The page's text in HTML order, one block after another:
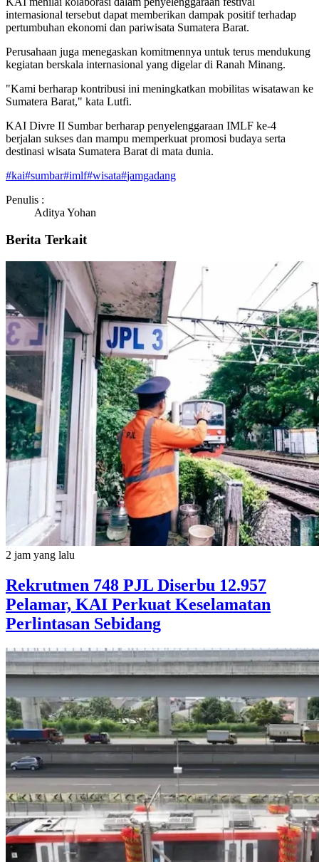
internasional tersebut dapat memberikan dampak positif terhadap
pertumbuhan ekonomi dan pariwisata Sumatera Barat.
Perusahaan juga menegaskan komitmennya untuk terus mendukung
kegiatan berskala internasional yang digelar di Ranah Minang.
"Kami berharap kontribusi ini meningkatkan mobilitas wisatawan ke
Sumatera Barat," kata Lutfi.
KAI Divre II Sumbar berharap penyelenggaraan IMLF ke-4
berjalan sukses dan mampu memperkuat promosi budaya serta
destinasi wisata Sumatera Barat di mata dunia.
#kai#sumbar#imlf#wisata#jamgadang
Penulis :
Aditya Yohan
Berita Terkait
2 jam yang lalu
Rekrutmen 748 PJL Diserbu 12.957
Pelamar, KAI Perkuat Keselamatan
Perlintasan Sebidang